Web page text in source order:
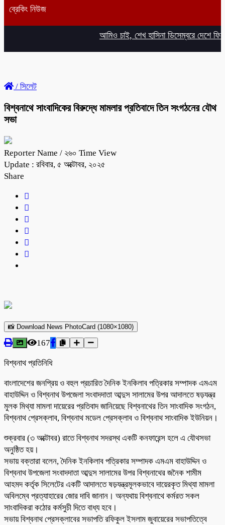
ব্রেকিং নিউজ
আমিও চাই, শেখ হাসিনা ডিসেম্বরে দেশে
/ সিলেট
বিশ্বনাথে সাংবাদিকের বিরুদ্ধে মামলার প্রতিবাদে তিন সংগঠনের যৌথ
সভা
Reporter Name / ২৬০ Time View
Update : রবিবার, ৫ অক্টোবর, ২০২৫
Share
📸 Download News PhotoCard (1080×1080)
167
বিশ্বনাথ প্রতিনিধি
বাংলাদেশের জনপ্রিয় ও বহুল প্রচারিত দৈনিক ইনকিলাব পত্রিকার সম্পাদক এমএম
বাহাউদ্দিন ও বিশ্বনাথ উপজেলা সংবাদদাতা আব্দুস সালামের উপর আদালতে ষড়যন্ত্র
মুলক মিথ্যা মামলা দায়েরের প্রতিবাদ জানিয়েছে বিশ্বনাথের তিন সাংবাদিক সংগঠন,
বিশ্বনাথ প্রেসক্লাব, বিশ্বনাথ মডেল প্রেসক্লাব ও বিশ্বনাথ সাংবাদিক ইউনিয়ন।
শুক্রবার (৩ অক্টোবর) রাতে বিশ্বনাথ সদরস্থ একটি কনফারেন্স হলে এ যৌথসভা
অনুষ্ঠিত হয়।
সভায় বক্তারা বলেন, দৈনিক ইনকিলাব পত্রিকার সম্পাদক এমএম বাহাউদ্দিন ও
বিশ্বনাথ উপজেলা সংবাদদাতা আব্দুস সালামের উপর বিশ্বনাথের জনৈক শামীম
আহমদ কর্তৃক সিলেটের একটি আদালতে ষড়যন্ত্রমূলকভাবে দায়েরকৃত মিথ্যা মামলা
অবিলম্বে প্রত্যাহারের জোর দাবি জানান। অন্যথায় বিশ্বনাথে কর্মরত সকল
সাংবাদিকরা কঠোর কর্মসুচী দিতে বাধ্য হবে।
সভায় বিশ্বনাথ প্রেসক্লাবের সভাপতি রফিকুল ইসলাম জুবায়েরের সভাপতিত্বে